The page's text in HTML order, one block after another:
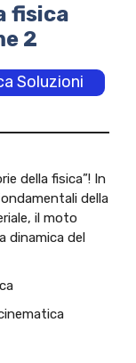
fisica
2
Soluzioni
della fisica”! In
della
il moto
dinamica del